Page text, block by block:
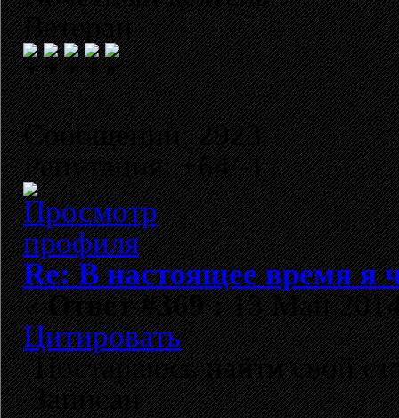
Ветеран
Сообщений: 2923
Репутация: +64/-1
Re: В настоящее время я
«Ответ #369 :13 Май
Цитировать
Постараюсь найти свой
Записан